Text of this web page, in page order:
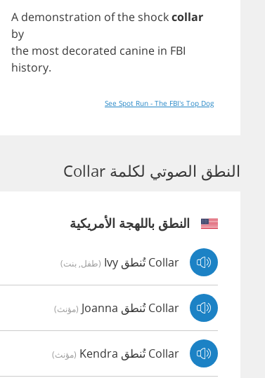
A demonstration ofthe shockcollar
by
the most decorated canine in FBI
history.
See Spot Run - The FBI's Top Dog
النطق الصوتي لكلمة Collar
النطق باللهجة الأمريكية
Collar تُنطق Ivy (طفل, بنت)
Collar تُنطق Joanna (مؤنث)
Collar تُنطق Kendra (مؤنث)